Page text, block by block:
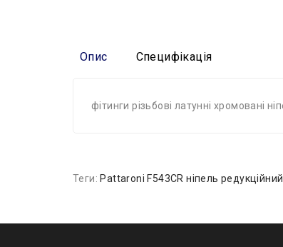
Опис Специфікація
фітинги різьбові латунні хромовані
Теги: Pattaroni F543CR ніпель